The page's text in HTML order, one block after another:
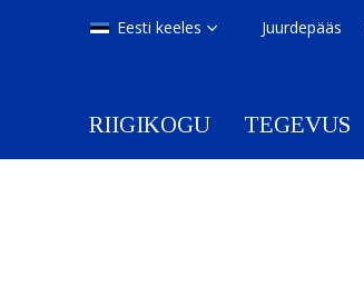
Juurdepääs
Eesti keeles
RIIGIKOGU TEGEVUS